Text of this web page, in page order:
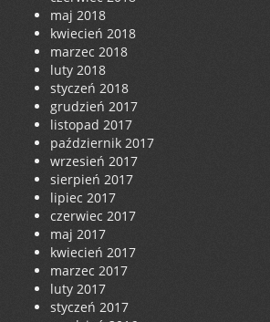
maj 2018
kwiecień 2018
marzec 2018
luty 2018
styczeń 2018
grudzień 2017
listopad 2017
październik 2017
wrzesień 2017
sierpień 2017
lipiec 2017
czerwiec 2017
maj 2017
kwiecień 2017
marzec 2017
luty 2017
styczeń 2017